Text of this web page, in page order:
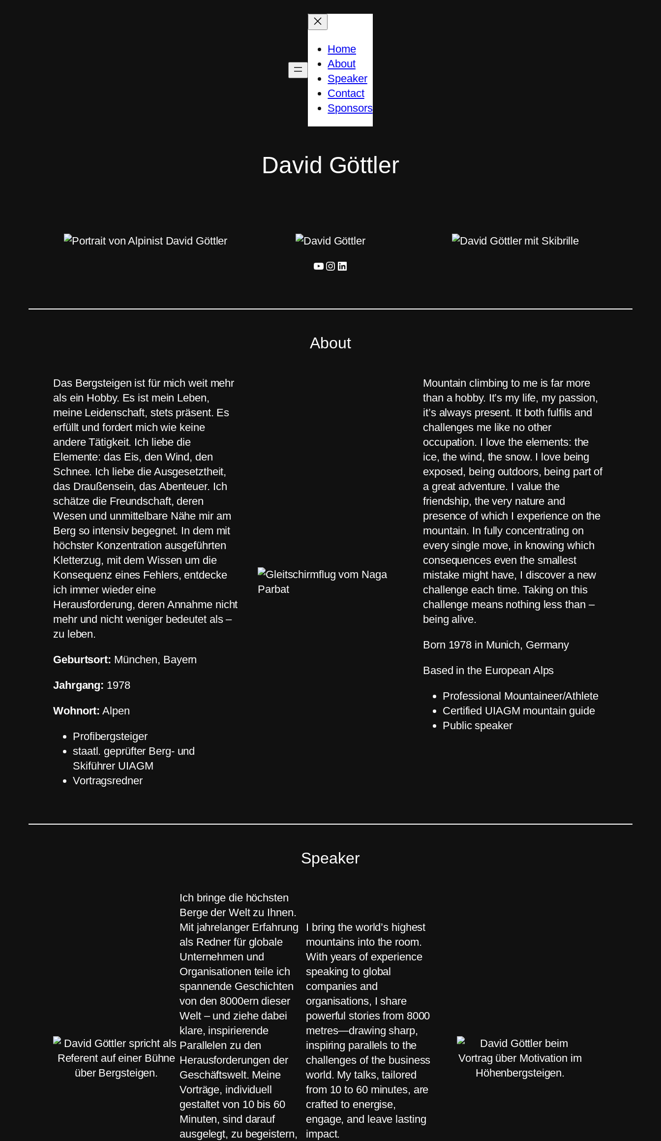
Home
About
Speaker
Contact
Sponsors
David Göttler
YouTube Instagram LinkedIn
About
Das Bergsteigen ist für mich weit mehr
als ein Hobby. Es ist mein Leben,
meine Leidenschaft, stets präsent. Es
erfüllt und fordert mich wie keine
andere Tätigkeit. Ich liebe die
Elemente: das Eis, den Wind, den
Schnee. Ich liebe die Ausgesetztheit,
das Draußensein, das Abenteuer. Ich
schätze die Freundschaft, deren
Wesen und unmittelbare Nähe mir am
Berg so intensiv begegnet. In dem mit
höchster Konzentration ausgeführten
Kletterzug, mit dem Wissen um die
Konsequenz eines Fehlers, entdecke
ich immer wieder eine
Herausforderung, deren Annahme nicht
mehr und nicht weniger bedeutet als –
zu leben.
Geburtsort: München, Bayern
Jahrgang: 1978
Wohnort: Alpen
Profibergsteiger
staatl. geprüfter Berg- und
Skiführer UIAGM
Vortragsredner
Mountain climbing to me is far more
than a hobby. It’s my life, my passion,
it’s always present. It both fulfils and
challenges me like no other
occupation. I love the elements: the
ice, the wind, the snow. I love being
exposed, being outdoors, being part of
a great adventure. I value the
friendship, the very nature and
presence of which I experience on the
mountain. In fully concentrating on
every single move, in knowing which
consequences even the smallest
mistake might have, I discover a new
challenge each time. Taking on this
challenge means nothing less than –
being alive.
Born 1978 in Munich, Germany
Based in the European Alps
Professional Mountaineer/Athlete
Certified UIAGM mountain guide
Public speaker
Speaker
Ich bringe die höchsten
Berge der Welt zu Ihnen.
Mit jahrelanger Erfahrung
als Redner für globale
Unternehmen und
Organisationen teile ich
spannende Geschichten
von den 8000ern dieser
Welt – und ziehe dabei
klare, inspirierende
Parallelen zu den
Herausforderungen der
Geschäftswelt. Meine
Vorträge, individuell
gestaltet von 10 bis 60
Minuten, sind darauf
ausgelegt, zu begeistern,
I bring the world’s highest
mountains into the room.
With years of experience
speaking to global
companies and
organisations, I share
powerful stories from 8000
metres—drawing sharp,
inspiring parallels to the
challenges of the business
world. My talks, tailored
from 10 to 60 minutes, are
crafted to energise,
engage, and leave lasting
impact.